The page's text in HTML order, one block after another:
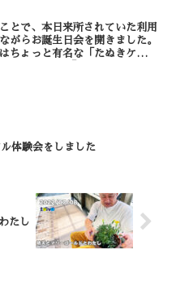
とで、本日来所されていた利用
がらお誕生日会を開きました。
ちょっと有名な「たぬきケー
体験会をしました
たし